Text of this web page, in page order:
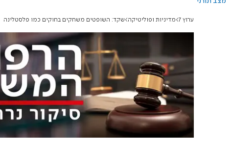
ערוץ 7 מדיניות ופוליטיקה שקד: השופטים משחקים בחוקים כמו פלסטלינה